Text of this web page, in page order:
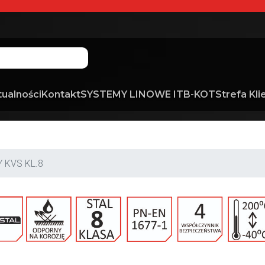
KontaktSYSTEMY LINOWE ITB-KOTStrefa
KVS KL.8